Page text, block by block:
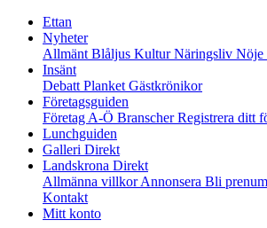
Ettan
Nyheter
Allmänt Blåljus KulturNäringsliv Nöje
Insänt
Debatt Planket Gästkrönikor
Företagsguiden
Företag A-Ö BranscherRegistrera ditt
Lunchguiden
Galleri Direkt
Landskrona Direkt
Allmänna villkorAnnonsera Bli
Kontakt
Mitt konto